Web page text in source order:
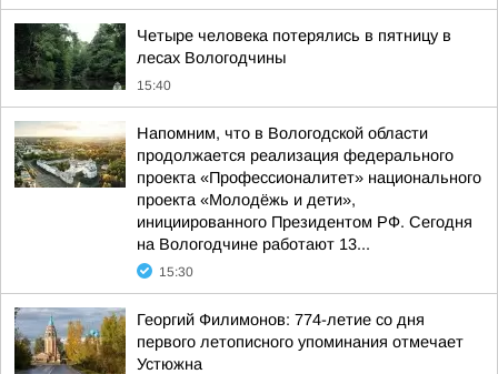
Четыре человека потерялись в пятницу в
лесах Вологодчины
15:40
Напомним, что в Вологодской области
продолжается реализация федерального
проекта «Профессионалитет» национального
проекта «Молодёжь и дети»,
инициированного Президентом РФ. Сегодня
на Вологодчине работают 13...
15:30
Георгий Филимонов: 774-летие со дня
первого летописного упоминания отмечает
Устюжна